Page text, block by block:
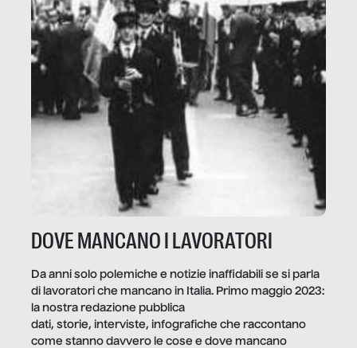
DOVE MANCANO I LAVORATORI
Da anni solo polemiche e notizie inaffidabili se si parla
di lavoratori che mancano in Italia. Primo maggio 2023:
la nostra redazione pubblica
dati, storie, interviste, infografiche che raccontano
come stanno davvero le cose e dove mancano